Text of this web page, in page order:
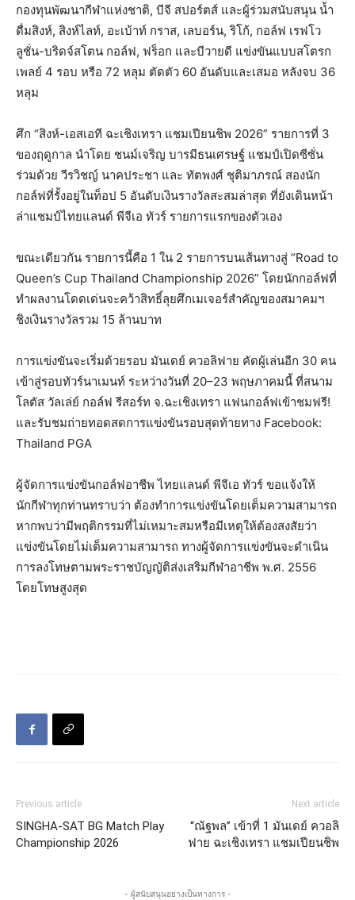
กองทุนพัฒนากีฬาแห่งชาติ, บีจี สปอร์ตส์ และผู้ร่วมสนับสนุน น้ำ
ดื่มสิงห์, สิงห์ไลท์, อะเบ้าท์ กราส, เลบอร์น, ริโก้, กอล์ฟ เรฟโว
ลูชั่น-บริดจ์สโตน กอล์ฟ, ฟร็อก และบีวายดี แข่งขันแบบสโตรก
เพลย์ 4 รอบ หรือ 72 หลุม ตัดตัว 60 อันดับและเสมอ หลังจบ 36
หลุม
ศึก “สิงห์-เอสเอที ฉะเชิงเทรา แชมเปียนชิพ 2026” รายการที่ 3
ของฤดูกาล นำโดย ชนม์เจริญ บารมีธนเศรษฐ์ แชมป์เปิดซีซั่น
ร่วมด้วย วีรวิชญ์ นาคประชา และ ทัตพงศ์ ชุติมาภรณ์ สองนัก
กอล์ฟที่รั้งอยู่ในท็อป 5 อันดับเงินรางวัลสะสมล่าสุด ที่ยังเดินหน้า
ล่าแชมป์ไทยแลนด์ พีจีเอ ทัวร์ รายการแรกของตัวเอง
ขณะเดียวกัน รายการนี้คือ 1 ใน 2 รายการบนเส้นทางสู่ “Road to
Queen’s Cup Thailand Championship 2026” โดยนักกอล์ฟที่
ทำผลงานโดดเด่นจะคว้าสิทธิ์ลุยศึกเมเจอร์สำคัญของสมาคมฯ
ชิงเงินรางวัลรวม 15 ล้านบาท
การแข่งขันจะเริ่มด้วยรอบ มันเดย์ ควอลิฟาย คัดผู้เล่นอีก 30 คน
เข้าสู่รอบทัวร์นาเมนท์ ระหว่างวันที่ 20–23 พฤษภาคมนี้ ที่สนาม
โลตัส วัลเล่ย์ กอล์ฟ รีสอร์ท จ.ฉะเชิงเทรา แฟนกอล์ฟเข้าชมฟรี!
และรับชมถ่ายทอดสดการแข่งขันรอบสุดท้ายทาง Facebook:
Thailand PGA
ผู้จัดการแข่งขันกอล์ฟอาชีพ ไทยแลนด์ พีจีเอ ทัวร์ ขอแจ้งให้
นักกีฬาทุกท่านทราบว่า ต้องทำการแข่งขันโดยเต็มความสามารถ
หากพบว่ามีพฤติกรรมที่ไม่เหมาะสมหรือมีเหตุให้ต้องสงสัยว่า
แข่งขันโดยไม่เต็มความสามารถ ทางผู้จัดการแข่งขันจะดำเนิน
การลงโทษตามพระราชบัญญัติส่งเสริมกีฬาอาชีพ พ.ศ. 2556
โดยโทษสูงสุด
Previous article
SINGHA-SAT BG Match Play
Championship 2026
Next article
“ณัฐพล” เข้าที่ 1 มันเดย์ ควอลิ
ฟาย ฉะเชิงเทรา แชมเปียนชิพ
- ผู้สนับสนุนอย่างเป็นทางการ -